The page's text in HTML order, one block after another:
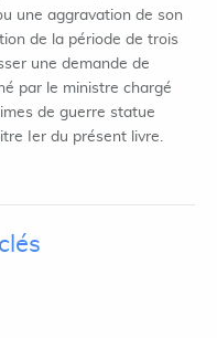
une aggravation de son
de la période de trois
une demande de
par le ministre chargé
de guerre statue
Ier du présent livre.